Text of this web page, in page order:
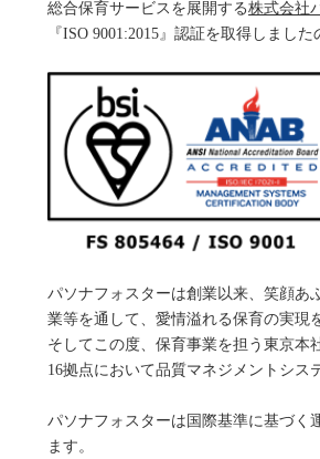
総合保育サービスを展開する株式会社
『ISO 9001:2015』認証を取得しまし
パソナフォスターは創業以来、笑顔あ
業等を通して、愛情溢れる保育の実現
そしてこの度、保育事業を担う東京本
16拠点において品質マネジメントシス
パソナフォスターは国際基準に基づく
ます。